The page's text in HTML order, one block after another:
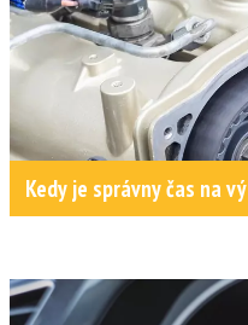
Kedy je správny čas na